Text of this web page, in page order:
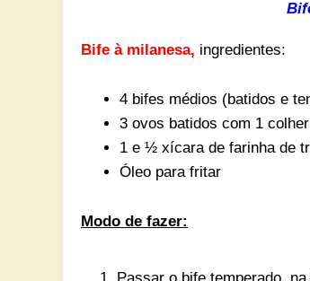
Bife à milanesa, ingredientes:
4 bifes médios (batidos e
3 ovos batidos com 1
1 e ½ xícara de farinha de
Óleo para fritar
Modo de fazer: